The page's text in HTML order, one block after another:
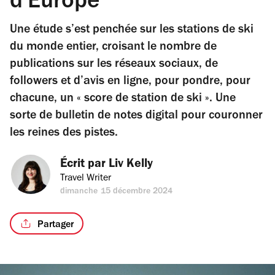
Une étude s’est penchée sur les stations de ski
du monde entier, croisant le nombre de
publications sur les réseaux sociaux, de
followers et d’avis en ligne, pour pondre, pour
chacune, un « score de station de ski ». Une
sorte de bulletin de notes digital pour couronner
les reines des pistes.
Écrit par Liv Kelly
Travel Writer
dimanche 15 décembre 2024
Partager